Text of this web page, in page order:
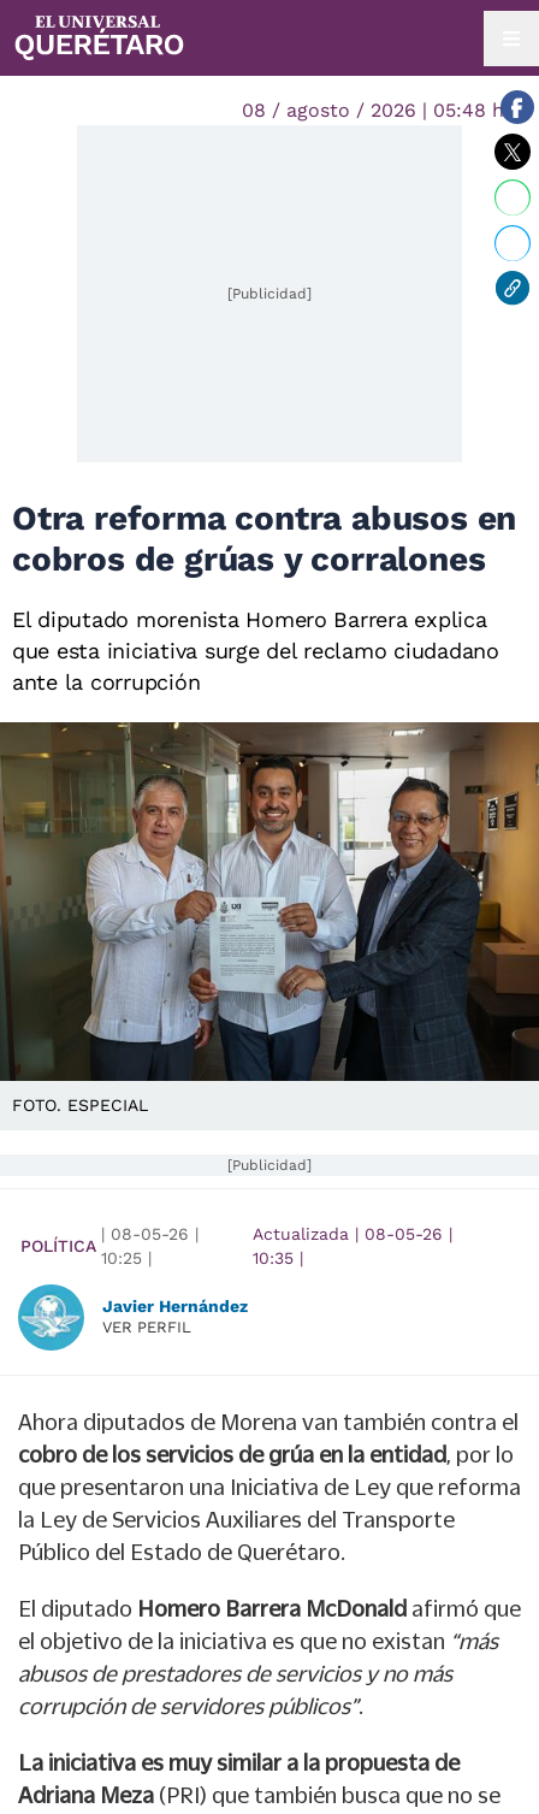
08 / agosto / 2026 | 05:48 hrs.
[Publicidad]
Otra reforma contra abusos en
cobros de grúas y corralones
El diputado morenista Homero Barrera explica
que esta iniciativa surge del reclamo ciudadano
ante la corrupción
FOTO. ESPECIAL
[Publicidad]
POLÍTICA
| 08-05-26 |
10:25 |
Actualizada | 08-05-26 |
10:35|
Javier Hernández
VER PERFIL
Ahora diputados de Morena van también contra el
cobro de los servicios de grúa en la entidad, por lo
que presentaron una Iniciativa de Ley que reforma
la Ley de Servicios Auxiliares del Transporte
Público del Estado de Querétaro.
El diputado Homero Barrera McDonald afirmó que
el objetivo de la iniciativa es que no existan “más
abusos de prestadores de servicios y no más
corrupción de servidores públicos”.
La iniciativa es muy similar a la propuesta de
Adriana Meza (PRI) que también busca que no se